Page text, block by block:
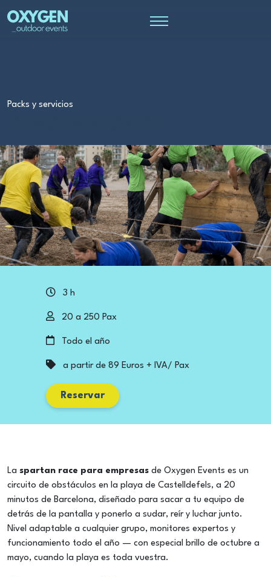
Packs y servicios
3 h
20 a 250 Pax
Todo el año
a partir de 89 Euros + IVA/ Pax
Reservar
La spartan race para empresas de Oxygen Events es un
circuito de obstáculos en la playa de Castelldefels, a 20
minutos de Barcelona, diseñado para sacar a tu equipo de
detrás de la pantalla y ponerlo a sudar, reír y luchar junto.
Nivel adaptable a cualquier grupo, monitores expertos y
funcionamiento todo el año — con especial brillo de octubre a
mayo, cuando la playa es toda vuestra.